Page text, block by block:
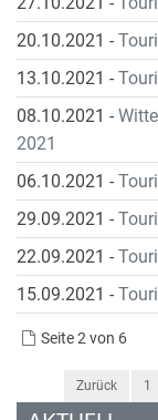
20.10.2021 -
13.10.2021 -
08.10.2021 -
2021
06.10.2021 -
29.09.2021 -
22.09.2021 -
15.09.2021 -
Seite 2 von 6
Zurück 1